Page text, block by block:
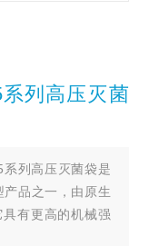
列高压灭菌
列高压灭菌袋是
品之一，由原生
有更高的机械强